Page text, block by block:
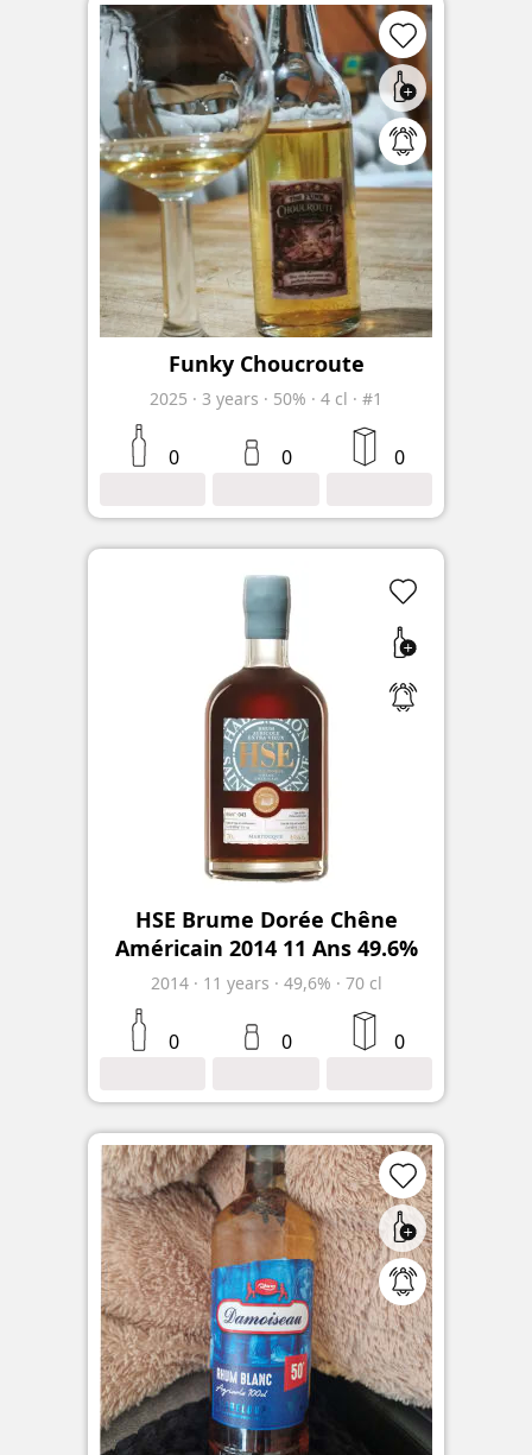
Funky Choucroute
2025 · 3 years · 50% · 4 cl · #1
0 0 0
HSE Brume Dorée Chêne
Américain 2014 11 Ans 49.6%
2014 · 11 years · 49,6% · 70 cl
0 0 0